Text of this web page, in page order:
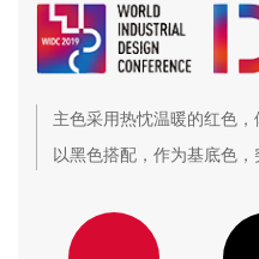
主色采用热忱温暖的红色，
以黑色搭配，作为基底色，